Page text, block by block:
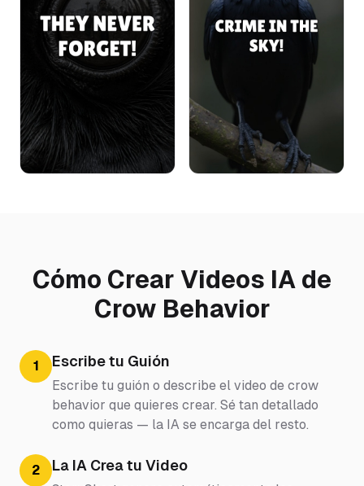
Cómo Crear Videos IA de
Crow Behavior
1 Escribe tu Guión
Escribe tu guión o describe el video de crow
behavior que quieres crear. Sé tan detallado
como quieras — la IA se encarga del resto.
2 La IA Crea tu Video